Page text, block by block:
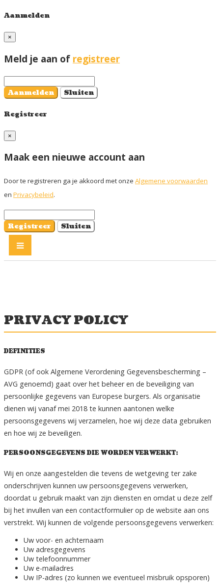
Aanmelden
×
Meld je aan of registreer
Aanmelden Sluiten
Registreer
×
Maak een nieuwe account aan
Door te registreren ga je akkoord met onze Algemene voorwaarden
en Privacybeleid.
Registreer Sluiten
PRIVACY POLICY
DEFINITIES
GDPR (of ook Algemene Verordening Gegevensbescherming –
AVG genoemd) gaat over het beheer en de beveiliging van
persoonlijke gegevens van Europese burgers. Als organisatie
dienen wij vanaf mei 2018 te kunnen aantonen welke
persoonsgegevens wij verzamelen, hoe wij deze data gebruiken
en hoe wij ze beveiligen.
PERSOONSGEGEVENS DIE WORDEN VERWERKT:
Wij en onze aangestelden die tevens de wetgeving ter zake
onderschrijven kunnen uw persoonsgegevens verwerken,
doordat u gebruik maakt van zijn diensten en omdat u deze zelf
bij het invullen van een contactformulier op de website aan ons
verstrekt. Wij kunnen de volgende persoonsgegevens verwerken:
Uw voor- en achternaam
Uw adresgegevens
Uw telefoonnummer
Uw e-mailadres
Uw IP-adres (zo kunnen we eventueel misbruik opsporen)